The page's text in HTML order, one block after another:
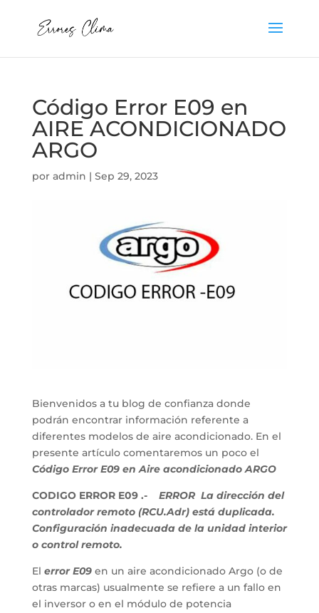
Código Error E09 en
AIRE ACONDICIONADO
ARGO
por admin | Sep 29, 2023
Bienvenidos a tu blog de confianza donde
podrán encontrar información referente a
diferentes modelos de aire acondicionado. En el
presente artículo comentaremos un poco el
Código Error E09 en Aire acondicionado ARGO
CODIGO ERROR E09 .-
ERROR La dirección del
controlador remoto (RCU.Adr) está duplicada.
Configuración inadecuada de la unidad interior
o control remoto.
El error E09 en un aire acondicionado Argo (o de
otras marcas) usualmente se refiere a un fallo en
el inversor o en el módulo de potencia